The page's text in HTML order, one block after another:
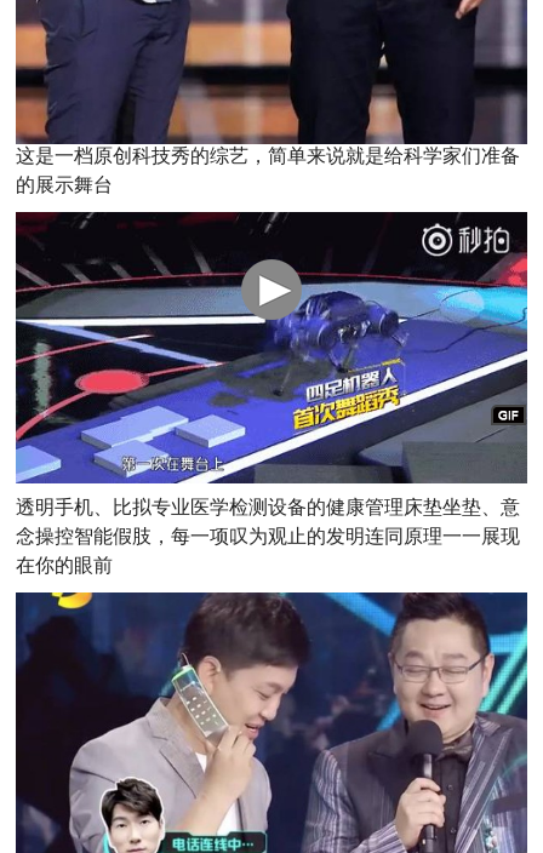
这是一档原创科技秀的综艺，简单来说就是给科学家们准备
的展示舞台
透明手机、比拟专业医学检测设备的健康管理床垫坐垫、意
念操控智能假肢，每一项叹为观止的发明连同原理一一展现
在你的眼前